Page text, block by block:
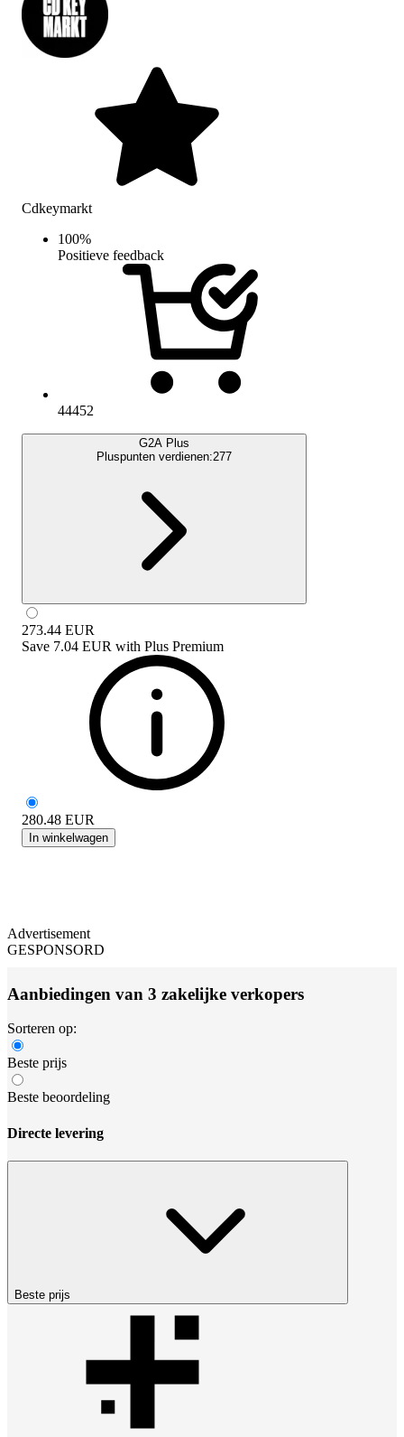
Cdkeymarkt
100%
Positieve feedback
44452
G2A Plus
Pluspunten verdienen:277
273.44 EUR
Save 7.04 EUR with Plus Premium
280.48 EUR
In winkelwagen
Advertisement
GESPONSORD
Aanbiedingen van 3 zakelijke verkopers
Sorteren op:
Beste prijs
Beste beoordeling
Directe levering
Beste prijs